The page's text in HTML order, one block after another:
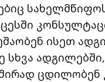
ისეთ
სხვა
ცდილობენ